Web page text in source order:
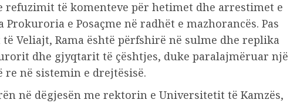
refuzimit të komenteve për hetimet dhe arrestimet e
Prokuroria e Posaçme në radhët e mazhorancës. Pas
Veliajt, Rama është përfshirë në sulme dhe replika
dhe gjyqtarit të çështjes, duke paralajmëruar një
re në sistemin e drejtësisë.
në dëgjesën me rektorin e Universitetit të Kamzës,